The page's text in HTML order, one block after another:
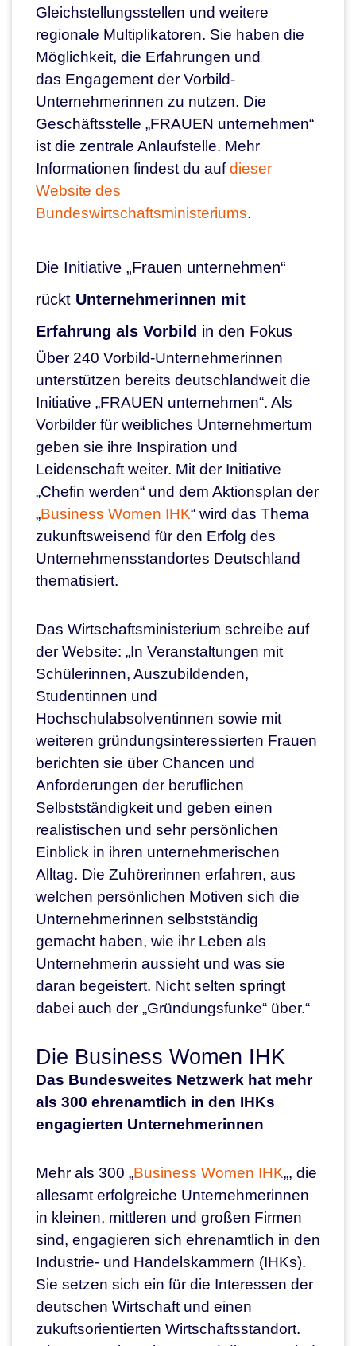
Gleichstellungsstellen und weitere
regionale Multiplikatoren. Sie haben die
Möglichkeit, die Erfahrungen und
das Engagement der Vorbild-
Unternehmerinnen zu nutzen. Die
Geschäftsstelle „FRAUEN unternehmen“
ist die zentrale Anlaufstelle. Mehr
Informationen findest du aufdieser
Website des
Bundeswirtschaftsministeriums.
Die Initiative „Frauen unternehmen“
rückt Unternehmerinnen mit
Erfahrung als Vorbild in den Fokus
Über 240 Vorbild-Unternehmerinnen
unterstützen bereits deutschlandweit die
Initiative „FRAUEN unternehmen“. Als
Vorbilder für weibliches Unternehmertum
geben sie ihre Inspiration und
Leidenschaft weiter. Mit der Initiative
„Chefin werden“ und dem Aktionsplan der
„Business Women IHK“ wird das Thema
zukunftsweisend für den Erfolg des
Unternehmensstandortes Deutschland
thematisiert.
Das Wirtschaftsministerium schreibe auf
der Website: „In Veranstaltungen mit
Schülerinnen, Auszubildenden,
Studentinnen und
Hochschulabsolventinnen sowie mit
weiteren gründungsinteressierten Frauen
berichten sie über Chancen und
Anforderungen der beruflichen
Selbstständigkeit und geben einen
realistischen und sehr persönlichen
Einblick in ihren unternehmerischen
Alltag. Die Zuhörerinnen erfahren, aus
welchen persönlichen Motiven sich die
Unternehmerinnen selbstständig
gemacht haben, wie ihr Leben als
Unternehmerin aussieht und was sie
daran begeistert. Nicht selten springt
dabei auch der „Gründungsfunke“ über.“
Die Business Women IHK
Das Bundesweites Netzwerk hat mehr
als 300 ehrenamtlich in den IHKs
engagierten Unternehmerinnen
Mehr als 300 „Business Women IHK„, die
allesamt erfolgreiche Unternehmerinnen
in kleinen, mittleren und großen Firmen
sind, engagieren sich ehrenamtlich in den
Industrie- und Handelskammern (IHKs).
Sie setzen sich ein für die Interessen der
deutschen Wirtschaft und einen
zukuftsorientierten Wirtschaftsstandort.